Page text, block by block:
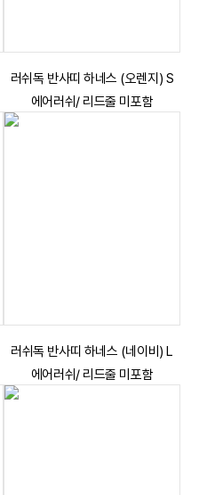
러쉬독 반사띠 하네스 (오렌지) S
에어러쉬/ 리드줄 미포함
러쉬독 반사띠 하네스 (네이비) L
에어러쉬/ 리드줄 미포함